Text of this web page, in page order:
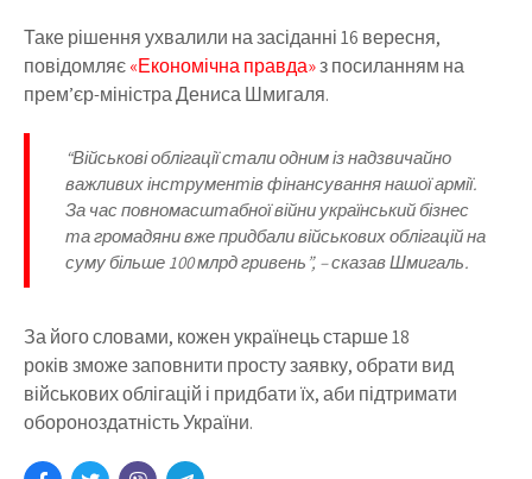
Таке рішення ухвалили на засіданні 16 вересня,
повідомляє«Економічна правда»з посиланням на
прем’єр-міністра Дениса Шмигаля.
“Військові облігації стали одним із надзвичайно
важливих інструментів фінансування нашої армії.
За час повномасштабної війни український бізнес
та громадяни вже придбали військових облігацій на
суму більше 100 млрд гривень”, – сказав Шмигаль.
За його словами, кожен українець старше 18
років зможе заповнити просту заявку, обрати вид
військових облігацій і придбати їх, аби підтримати
обороноздатність України.